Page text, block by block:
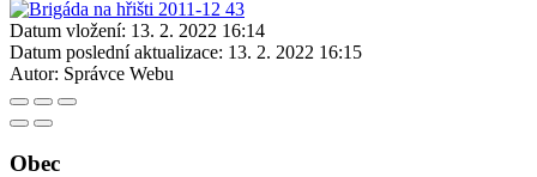
Datum vložení: 13. 2. 2022 16:14
Datum poslední aktualizace: 13. 2. 2022 16:15
Autor: Správce Webu
Obec